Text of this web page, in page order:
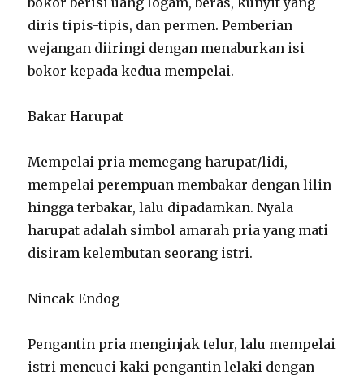
diris tipis-tipis, dan permen. Pemberian
wejangan diiringi dengan menaburkan isi
bokor kepada kedua mempelai.
Bakar Harupat
Mempelai pria memegang harupat/lidi,
mempelai perempuan membakar dengan lilin
hingga terbakar, lalu dipadamkan. Nyala
harupat adalah simbol amarah pria yang mati
disiram kelembutan seorang istri.
Nincak Endog
Pengantin pria menginjak telur, lalu mempelai
istri mencuci kaki pengantin lelaki dengan